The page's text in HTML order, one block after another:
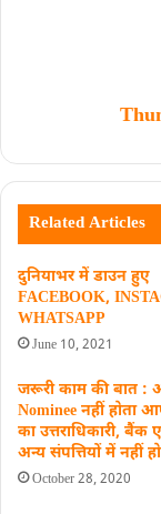
Related Articles
दुनियाभर में डाउन हुए
FACEBOOK,
WHATSAPP
June 10, 2021
जरूरी काम की बात :
Nominee नहीं होता
का उत्तराधिकारी, बैंक
अन्य संपत्तियों में नहीं
October 28, 2020